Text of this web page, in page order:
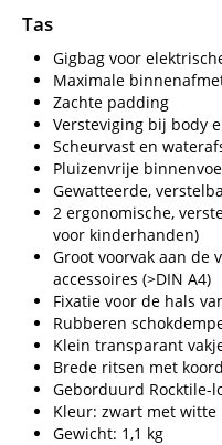
Tas
Gigbag voor
Maximale
Zachte padding
Versteviging bij body
Scheurvast en
Pluizenvrije
Gewatteerde,
2 ergonomische,
voor kinderhanden)
Groot voorvak aan de
accessoires (>DIN A4)
Fixatie voor de hals
Rubberen
Klein transparant
Brede ritsen met koord
Geborduurd Rocktile-
Kleur: zwart met witte
Gewicht: 1,1 kg